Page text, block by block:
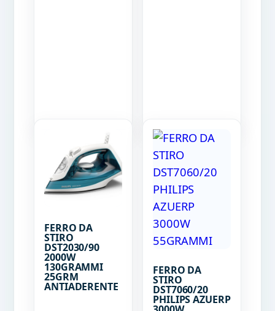
FERRO DA
STIRO
DST2030/90
2000W
130GRAMMI
25GRM
ANTIADERENTE
FERRO DA
STIRO
DST7060/20
PHILIPS AZUERP